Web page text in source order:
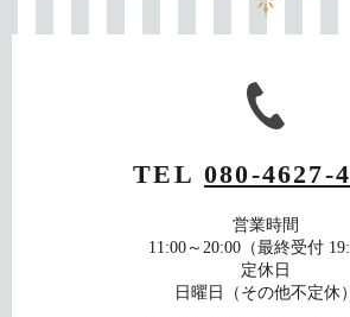
TEL080-4627-
営業時間
11:00～20:00（最終受付
定休日
日曜日（その他不定休）